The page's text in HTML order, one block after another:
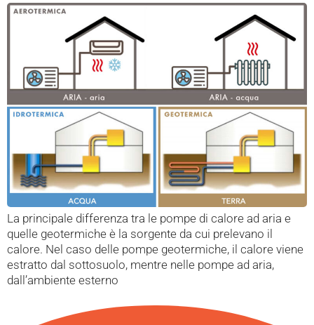
La principale differenza tra le pompe di calore ad aria e
quelle geotermiche è la sorgente da cui prelevano il
calore. Nel caso delle pompe geotermiche, il calore viene
estratto dal sottosuolo, mentre nelle pompe ad aria,
dall’ambiente esterno